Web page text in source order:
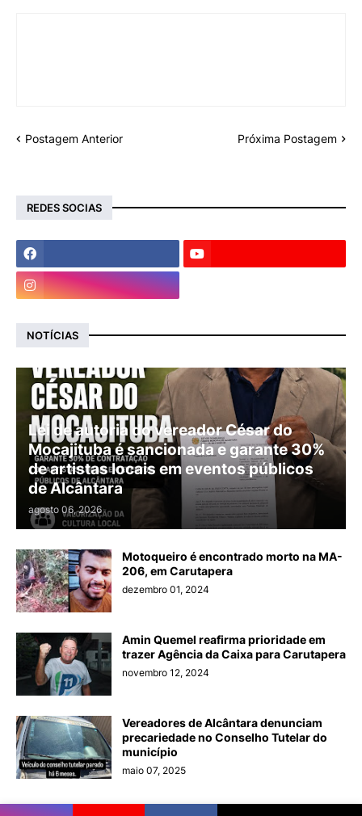
Postagem Anterior Próxima Postagem
REDES SOCIAS
NOTÍCIAS
Lei de autoria do vereador César do
Mocajituba é sancionada e garante 30%
de artistas locais em eventos públicos
de Alcântara
agosto 06, 2026
Motoqueiro é encontrado morto na MA-
206, em Carutapera
dezembro 01, 2024
Amin Quemel reafirma prioridade em
trazer Agência da Caixa para Carutapera
novembro 12, 2024
Vereadores de Alcântara denunciam
precariedade no Conselho Tutelar do
município
maio 07, 2025